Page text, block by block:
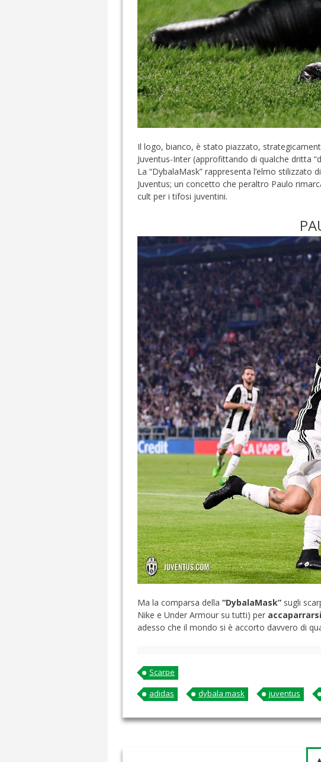
Il logo, bianco, è stato piazzato,
Juventus-Inter (approfittando di qualche dritta
La “DybalaMask” rappresenta l’elmo
Juventus; un concetto che peraltro Paulo
cult per i tifosi juventini.
Ma la comparsa della “DybalaMask” sugli
Nike e Under Armour su tutti) per
adesso che il mondo si è accorto davvero di
Scarpe
adidas
dybala mask juventus